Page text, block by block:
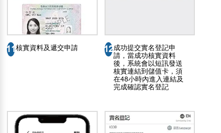
11核實資料及遞交申請 12 成功提交實名登記申
請，當成功核實資料
後，系統會以短訊發送
核實連結到儲值卡，須
在48小時內進入連結及
完成確認實名登記